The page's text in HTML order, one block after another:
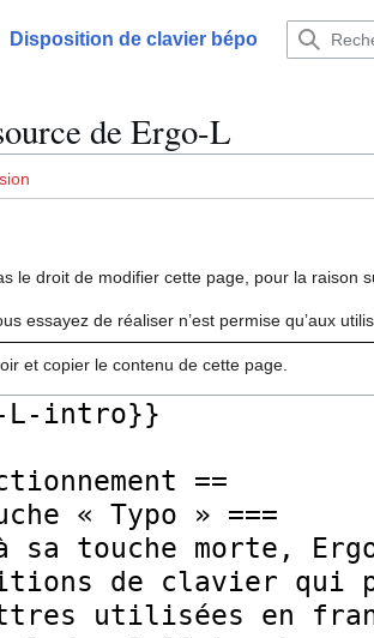
Disposition de clavier bépo
de Ergo-L
le droit de modifier cette page, pour la raison
essayez de réaliser n’est permise qu’aux
et copier le contenu de cette page.